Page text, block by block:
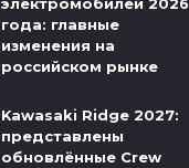
электромобилей 2026
года: главные
изменения на
российском рынке
Kawasaki Ridge 2027:
представлены
обновлённые Crew